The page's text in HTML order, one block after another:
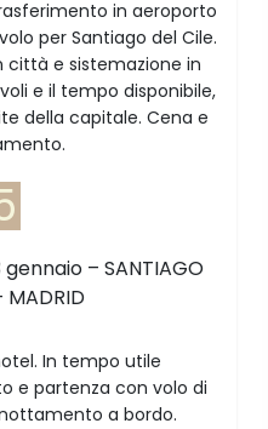
in aeroporto
per Santiago del Cile.
città e sistemazione in
e il tempo disponibile,
della capitale. Cena e
gennaio – SANTIAGO
MADRID
In tempo utile
e partenza con volo di
a bordo.